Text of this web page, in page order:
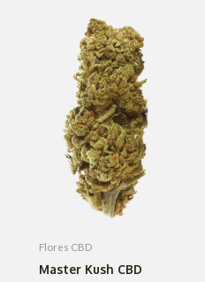
Flores CBD
Master Kush CBD